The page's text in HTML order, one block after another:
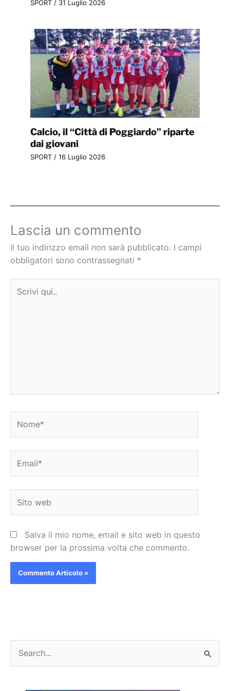
SPORT/ 31 Luglio 2026
Calcio, il “Città di Poggiardo” riparte
dai giovani
SPORT/ 16 Luglio 2026
Lascia un commento
Il tuo indirizzo email non sarà pubblicato. I campi
obbligatori sono contrassegnati *
qui..
web
Salva il mio nome, email e sito web in questo
browser per la prossima volta che commento.